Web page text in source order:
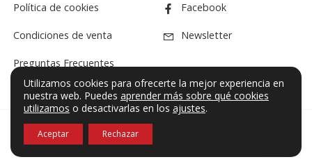
Política de cookies
Condiciones de venta
Preguntas Frecuentes
Facebook
Newsletter
© VF Sound 2026. Todos los derechos reservados.
Utilizamos cookies para ofrecerte la mejor experiencia en
nuestra web. Puedes aprender más sobre qué cookies
utilizamos o desactivarlas en los ajustes.
Aceptar Rechazar